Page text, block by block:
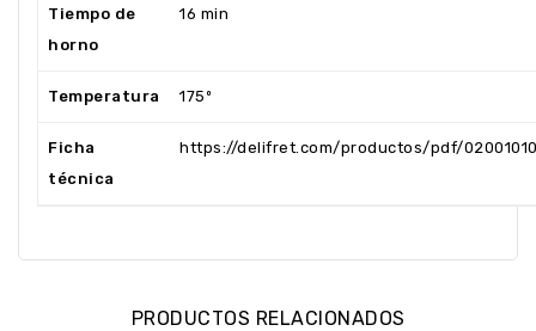
Tiempo de
horno
16 min
Temperatura 175º
Ficha
técnica
https://delifret.com/productos/pdf/
PRODUCTOS RELACIONADOS